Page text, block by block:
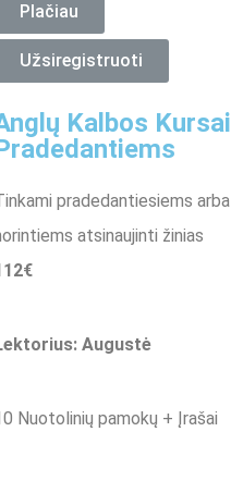
Plačiau
Užsiregistruoti
Kalbos Kursai
pradedantiesiems arba
atsinaujinti žinias
Augustė
Nuotolinių pamokų + Įrašai